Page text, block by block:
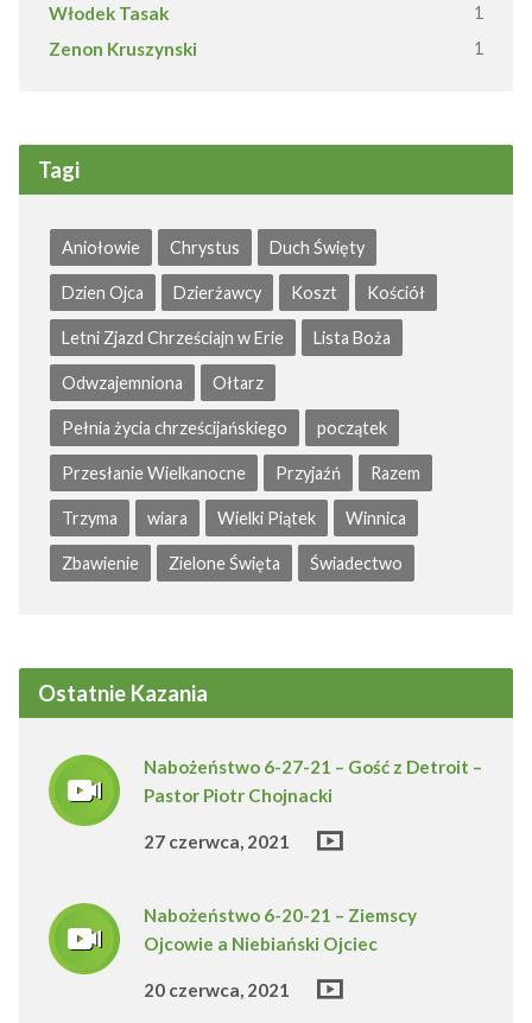
Włodek Tasak 1
Zenon Kruszynski 1
Tagi
Aniołowie Chrystus Duch Święty
Dzien Ojca Dzierżawcy Koszt Kościół
Letni Zjazd Chrześciajn w Erie Lista Boża
Odwzajemniona Ołtarz
Pełnia życia chrześcijańskiego początek
Przesłanie Wielkanocne Przyjaźń Razem
Trzyma wiara Wielki Piątek Winnica
Zbawienie Zielone Święta Świadectwo
Ostatnie Kazania
Nabożeństwo 6-27-21 – Gość z Detroit –
Pastor Piotr Chojnacki
27 czerwca, 2021
Nabożeństwo 6-20-21 – Ziemscy
Ojcowie a Niebiański Ojciec
20 czerwca, 2021